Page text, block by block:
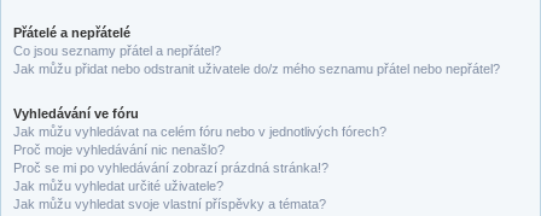
Přátelé a nepřátelé
Co jsou seznamy přátel a nepřátel?
Jak můžu přidat nebo odstranit uživatele do/z mého seznamu přátel nebo nepřátel?
Vyhledávání ve fóru
Jak můžu vyhledávat na celém fóru nebo v jednotlivých fórech?
Proč moje vyhledávání nic nenašlo?
Proč se mi po vyhledávání zobrazí prázdná stránka!?
Jak můžu vyhledat určité uživatele?
Jak můžu vyhledat svoje vlastní příspěvky a témata?